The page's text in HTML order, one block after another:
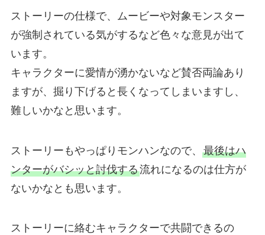
ストーリーの仕様で、ムービーや対象モンスター
が強制されている気がするなど色々な意見が出て
います。
キャラクターに愛情が湧かないなど賛否両論あり
ますが、掘り下げると長くなってしまいますし、
難しいかなと思います。
ストーリーもやっぱりモンハンなので、 最後はハ
ンターがバシッと討伐する流れになるのは仕方が
ないかなとも思います。
ストーリーに絡むキャラクターで共闘できるの